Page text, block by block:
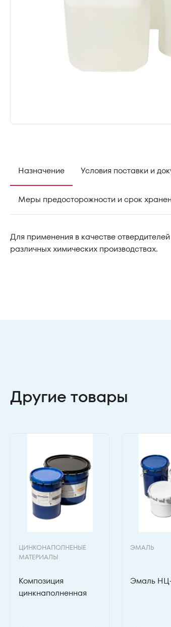
Назначение Условия поставки и
Меры предосторожности и срок
Для применения в качестве
различных химических производствах.
Другие товары
ЦИНКОНАПОЛНЕНЫЕ
МАТЕРИАЛЫ
Композиция
цинкнаполненная
ЭМАЛЬ
Эмаль